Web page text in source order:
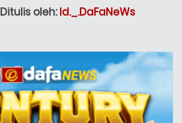
Ditulis oleh:Id._.DaFaNeWs